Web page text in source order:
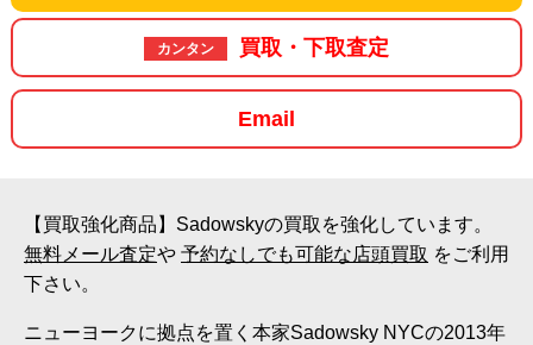
カンタン 買取・下取査定
Email
【買取強化商品】Sadowskyの買取を強化しています。
無料メール査定や 予約なしでも可能な店頭買取 をご利用
下さい。
ニューヨークに拠点を置く本家Sadowsky NYCの2013年